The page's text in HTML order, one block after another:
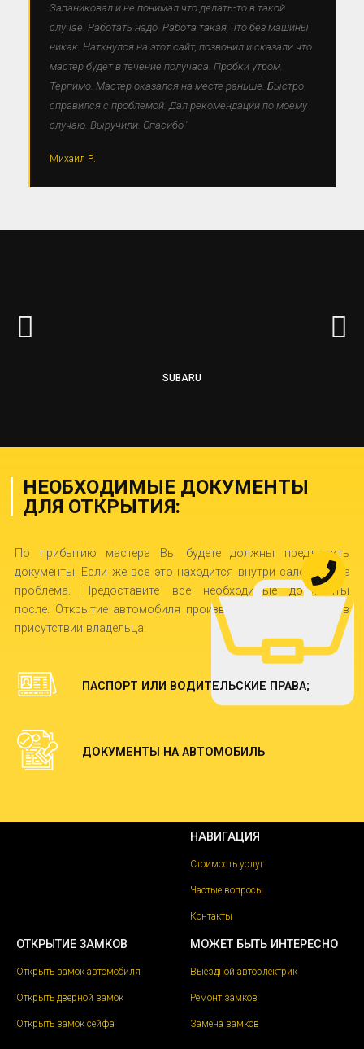
Запаниковал и не понимал что делать-то в такой
случае. Работать надо. Работа такая, что без машины
никак. Наткнулся на этот сайт, позвонил и сказали что
мастер будет в течение получаса. Пробки утром.
Терпимо. Мастер оказался на месте раньше. Быстро
справился с проблемой. Дал рекомендации по моему
случаю. Выручили. Спасибо."
Михаил Р.
SUBARU
НЕОБХОДИМЫЕ ДОКУМЕНТЫ
ДЛЯ ОТКРЫТИЯ:
По прибытию мастера Вы будете должны предъявить
документы. Если же все это находится внутри салона — не
проблема. Предоставите все необходимые документы
после. Открытие автомобиля производится обязательно в
присутствии владельца.
ПАСПОРТ ИЛИ ВОДИТЕЛЬСКИЕ ПРАВА;
ДОКУМЕНТЫ НА АВТОМОБИЛЬ
НАВИГАЦИЯ
Стоимость услуг
Частые вопросы
Контакты
ОТКРЫТИЕ ЗАМКОВ
Открыть замок автомобиля
Открыть дверной замок
Открыть замок сейфа
МОЖЕТ БЫТЬ ИНТЕРЕСНО
Выездной автоэлектрик
Ремонт замков
Замена замков